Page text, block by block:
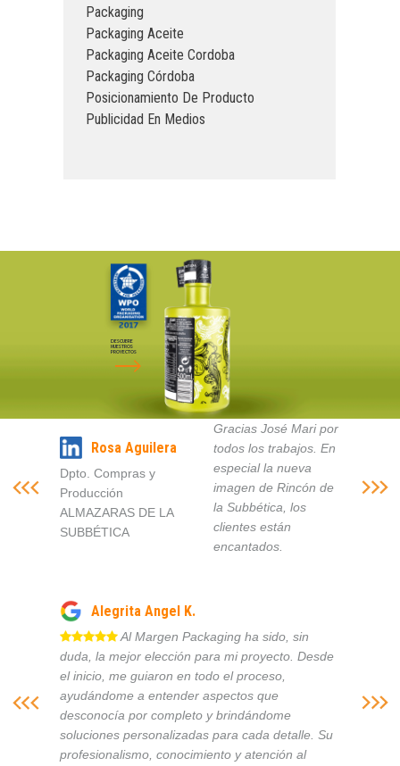
Packaging
Packaging Aceite
Packaging Aceite Cordoba
Packaging Córdoba
Posicionamiento De Producto
Publicidad En Medios
DESCUBRE
NUESTROS
PROYECTOS
Rosa Aguilera
Dpto. Compras y
Producción
ALMAZARAS DE LA
SUBBÉTICA
Gracias José Mari por
todos los trabajos. En
especial la nueva
imagen de Rincón de
la Subbética, los
clientes están
encantados.
Alegrita Angel K.
Al Margen Packaging ha sido, sin
duda, la mejor elección para mi proyecto. Desde
el inicio, me guiaron en todo el proceso,
ayudándome a entender aspectos que
desconocía por completo y brindándome
soluciones personalizadas para cada detalle. Su
profesionalismo, conocimiento y atención al